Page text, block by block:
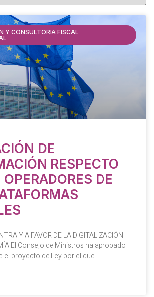
Y CONSULTORÍA FISCAL
DE
RESPECTO
OPERADORES DE
Y A FAVOR DE LA DIGITALIZACIÓN
El Consejo de Ministros ha aprobado
el proyecto de Ley por el que